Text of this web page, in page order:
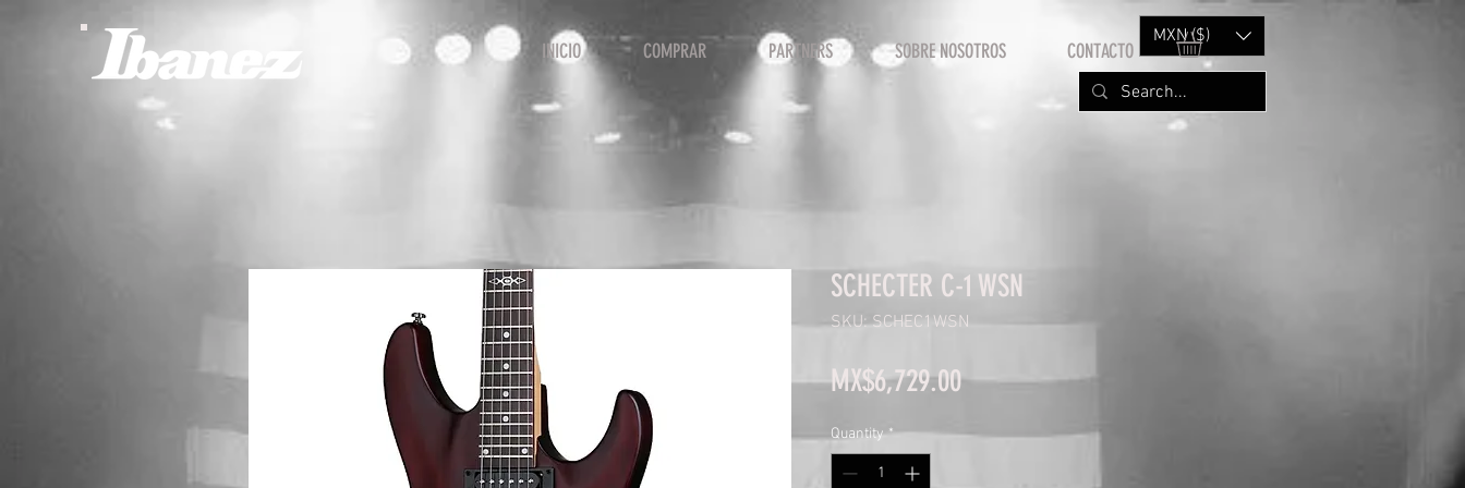
INICIO COMPRAR PARTNERS SOBRE NOSOTROS CONTACTO
MXN ($)
SCHECTER C-1 WSN
SKU: SCHEC1WSN
MX$6,729.00Price
Quantity *